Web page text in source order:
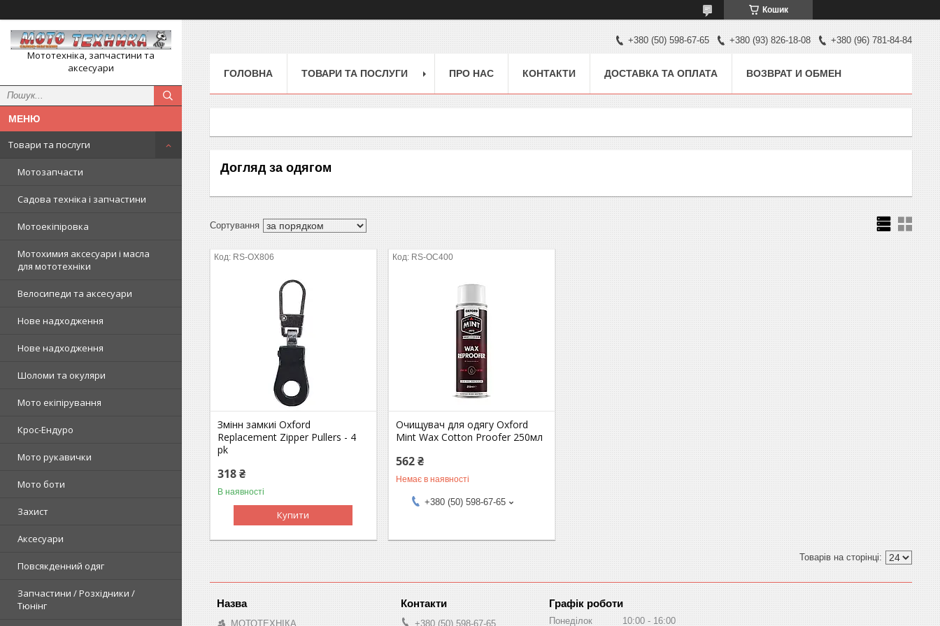
Кошик
Мототехніка, запчастини та
аксесуари
Товари та послуги
Мотозапчасти
Садова техніка і запчастини
Мотоекіпіровка
Мотохимия аксесуари і масла
для мототехніки
Велосипеди та аксесуари
Нове надходження
Нове надходження
Шоломи та окуляри
Мото екіпірування
Крос-Ендуро
Мото рукавички
Мото боти
Захист
Аксесуари
Повсякденний одяг
Запчастини / Розхідники /
Тюнінг
+380 (50) 598-67-65 +380 (93) 826-18-08 +380 (96) 781-84-84
ГОЛОВНА ТОВАРИ ТА ПОСЛУГИ ПРО НАС КОНТАКТИ ДОСТАВКА ТА ОПЛАТА ВОЗВРАТ И ОБМЕН
Догляд за одягом
RS-OX806
Змінн замкиі Oxford
Replacement Zipper Pullers - 4
pk
318 ₴
В наявності
Купити
RS-OC400
Очищувач для одягу Oxford
Mint Wax Cotton Proofer 250мл
562 ₴
Немає в наявності
+380 (50) 598-67-65
МОТОТЕХНІКА +380 (50) 598-67-65
Графік роботи
Понеділок 10:00 16:00